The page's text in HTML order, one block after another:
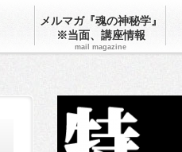
メルマガ『魂の神秘学』
※当面、講座情報
mail magazine